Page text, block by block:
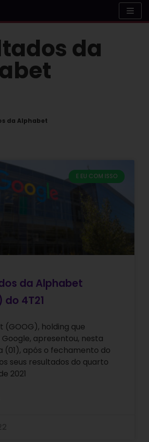
da
da Alphabet
E EU COM ISSO
da Alphabet
do 4T21
(GOOG), holding que
apresentou, nesta
após o fechamento do
seus resultados do quarto
2021